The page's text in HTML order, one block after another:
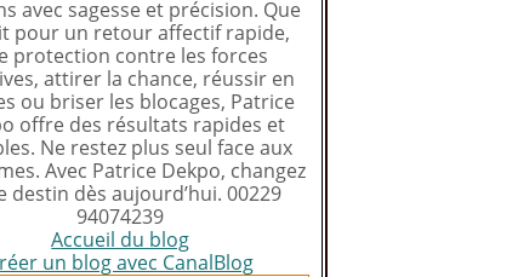
avec sagesse et précision. Que
pour un retour affectif rapide,
protection contre les forces
attirer la chance, réussir en
ou briser les blocages, Patrice
offre des résultats rapides et
Ne restez plus seul face aux
Avec Patrice Dekpo, changez
destin dès aujourd’hui. 00229
94074239
Accueil du blog
un blog avec CanalBlog